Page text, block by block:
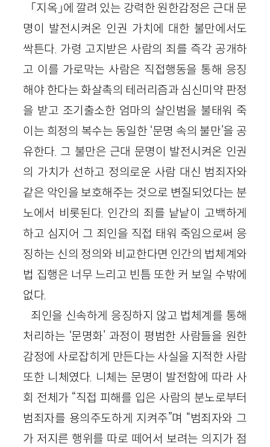
「지옥」에 깔려 있는 강력한 원한감정은 근대 문
명이 발전시켜온 인권 가치에 대한 불만에서도
싹튼다. 가령 고지받은 사람의 죄를 즉각 공개하
고 이를 가로막는 사람은 직접행동을 통해 응징
해야 한다는 화살촉의 테러리즘과 심신미약 판정
을 받고 조기출소한 엄마의 살인범을 불태워 죽
이는 희정의 복수는 동일한 ‘문명 속의 불만’을 공
유한다. 그 불만은 근대 문명이 발전시켜온 인권
의 가치가 선하고 정의로운 사람 대신 범죄자와
같은 악인을 보호해주는 것으로 변질되었다는 분
노에서 비롯된다. 인간의 죄를 낱낱이 고백하게
하고 심지어 그 죄인을 직접 태워 죽임으로써 응
징하는 신의 정의와 비교한다면 인간의 법체계와
법 집행은 너무 느리고 빈틈 또한 커 보일 수밖에
없다.
죄인을 신속하게 응징하지 않고 법체계를 통해
처리하는 ‘문명화’ 과정이 평범한 사람들을 원한
감정에 사로잡히게 만든다는 사실을 지적한 사람
또한 니체였다. 니체는 문명이 발전함에 따라 사
회 전체가 “직접 피해를 입은 사람의 분노로부터
범죄자를 용의주도하게 지켜주”며 “범죄자와 그
가 저지른 행위를 따로 떼어서 보려는 의지가 점